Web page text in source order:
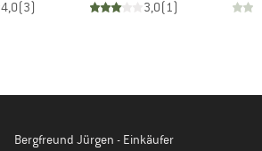
4,0(3) 3,0(1)
Bergfreund Jürgen - Einkäufer